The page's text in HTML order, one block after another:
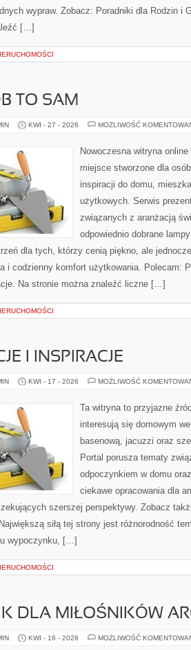
wypraw. Zobacz: Poradniki dla Rodzin i
[…]
TO SAM
KWI - 27 - 2026 MOŻLIWOŚĆ
Nowoczesna witryna
miejsce stworzone dla
inspiracji do domu,
użytkowych. Serwis
związanych z aranżacją
odpowiednio dobrane
dla tych, którzy cenią piękno, ale
i codzienny komfort użytkowania. Polecam:
Na stronie można znaleźć liczne […]
I INSPIRACJE
KWI - 17 - 2026 MOŻLIWOŚĆ
Ta witryna to przyjazne
interesują się domowym
basenową, jacuzzi oraz
Portal porusza tematy
odpoczynkiem w domu
ciekawe opracowania dla
szerszej perspektywy. Zobacz
siłą tej strony jest różnorodność
wypoczynku, […]
DLA MIŁOŚNIKÓW
KWI - 16 - 2026 MOŻLIWOŚĆ